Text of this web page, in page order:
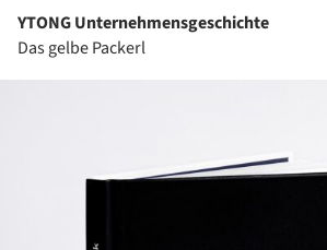
YTONG Unternehmensgeschichte
Das gelbe Packerl